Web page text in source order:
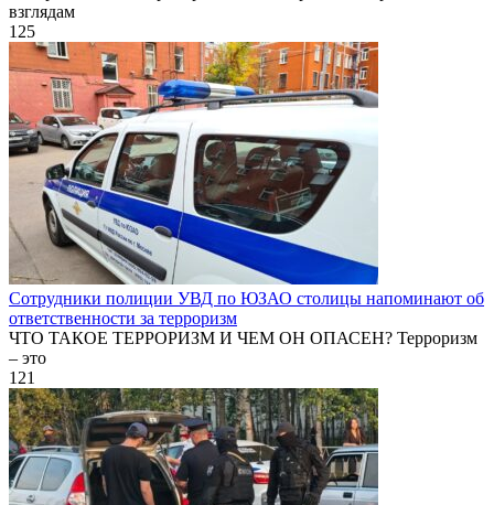
взглядам
125
Сотрудники полиции УВД по ЮЗАО столицы напоминают об
ответственности за терроризм
ЧТО ТАКОЕ ТЕРРОРИЗМ И ЧЕМ ОН ОПАСЕН? Терроризм
– это
121